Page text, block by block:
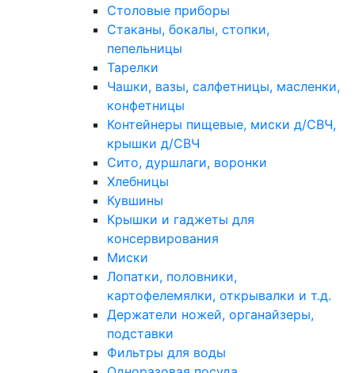
Столовые приборы
Стаканы, бокалы, стопки,
пепельницы
Тарелки
Чашки, вазы, салфетницы, масленки,
конфетницы
Контейнеры пищевые, миски д/СВЧ,
крышки д/СВЧ
Сито, дуршлаги, воронки
Хлебницы
Кувшины
Крышки и гаджеты для
консервирования
Миски
Лопатки, половники,
картофелемялки, открывалки и т.д.
Держатели ножей, органайзеры,
подставки
Фильтры для воды